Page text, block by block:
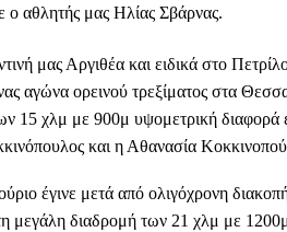
ο αθλητής μας Ηλίας Σβάρνας.
μας Αργιθέα και ειδικά στο
αγώνα ορεινού τρεξίματος στα
15 χλμ με 900μ υψομετρική διαφορά
και η Αθανασία
έγινε μετά από ολιγόχρονη
μεγάλη διαδρομή των 21 χλμ με